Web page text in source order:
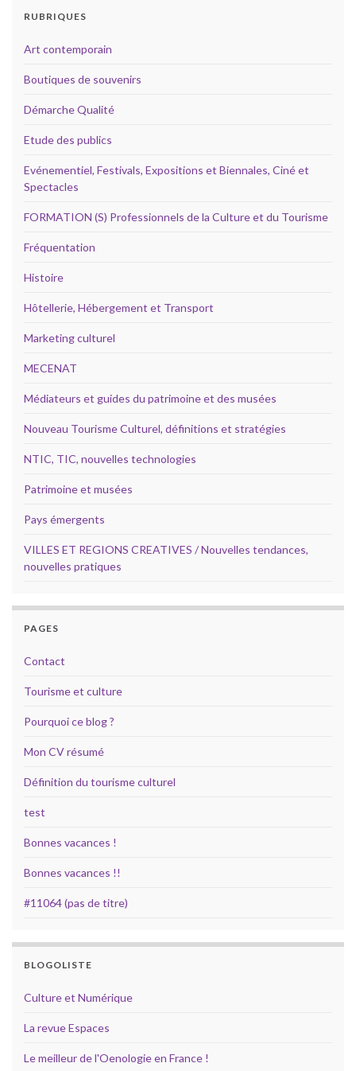
RUBRIQUES
Art contemporain
Boutiques de souvenirs
Démarche Qualité
Etude des publics
Evénementiel, Festivals, Expositions et Biennales, Ciné et
Spectacles
FORMATION (S) Professionnels de la Culture et du Tourisme
Fréquentation
Histoire
Hôtellerie, Hébergement et Transport
Marketing culturel
MECENAT
Médiateurs et guides du patrimoine et des musées
Nouveau Tourisme Culturel, définitions et stratégies
NTIC, TIC, nouvelles technologies
Patrimoine et musées
Pays émergents
VILLES ET REGIONS CREATIVES / Nouvelles tendances,
nouvelles pratiques
PAGES
Contact
Tourisme et culture
Pourquoi ce blog ?
Mon CV résumé
Définition du tourisme culturel
test
Bonnes vacances !
Bonnes vacances !!
#11064 (pas de titre)
BLOGOLISTE
Culture et Numérique
La revue Espaces
Le meilleur de l'Oenologie en France !